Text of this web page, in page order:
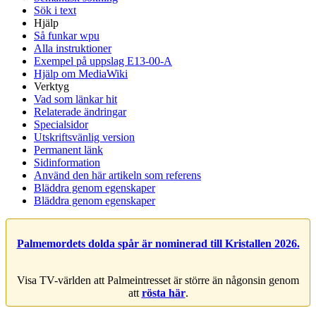
Sök i text
Hjälp
Så funkar wpu
Alla instruktioner
Exempel på uppslag E13-00-A
Hjälp om MediaWiki
Verktyg
Vad som länkar hit
Relaterade ändringar
Specialsidor
Utskriftsvänlig version
Permanent länk
Sidinformation
Använd den här artikeln som referens
Bläddra genom egenskaper
Bläddra genom egenskaper
Palmemordets dolda spår är nominerad till Kristallen 2026.
Visa TV-världen att Palmeintresset är större än någonsin genom
att rösta här.